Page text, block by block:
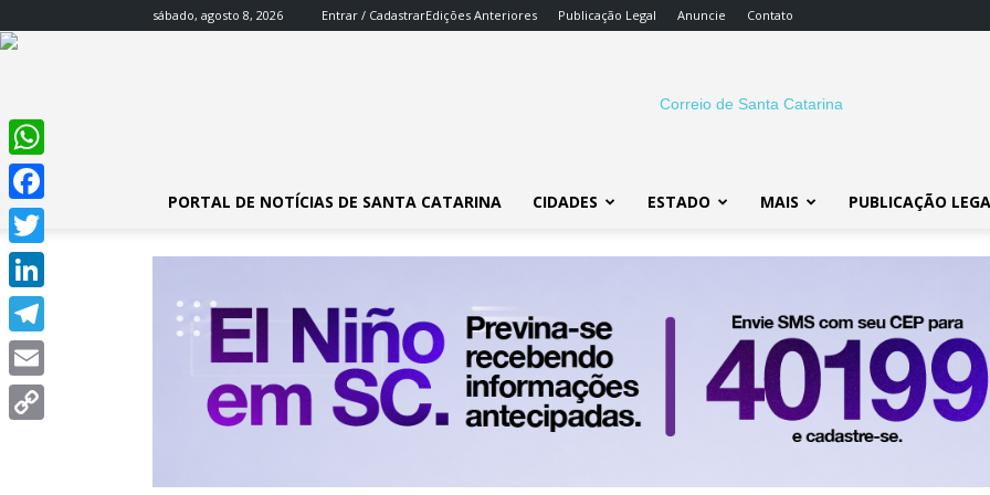
sábado, agosto 8, 2026 Entrar / CadastrarEdições Anteriores Publicação Legal Anuncie Contato
SC
PORTAL DE NOTÍCIAS DE SANTA CATARINA CIDADES ESTADO MAIS PUBLICAÇÃO
WhatsApp
Facebook
Twitter
LinkedIn
Telegram
Email